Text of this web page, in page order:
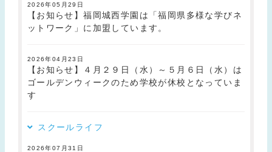
2026年05月29日
【お知らせ】福岡城西学園は「福岡県多様な学びネ
ットワーク」に加盟しています。
2026年04月23日
【お知らせ】４月２９日（水）～５月６日（水）は
ゴールデンウィークのため学校が休校となっていま
す
スクールライフ
2026年07月31日